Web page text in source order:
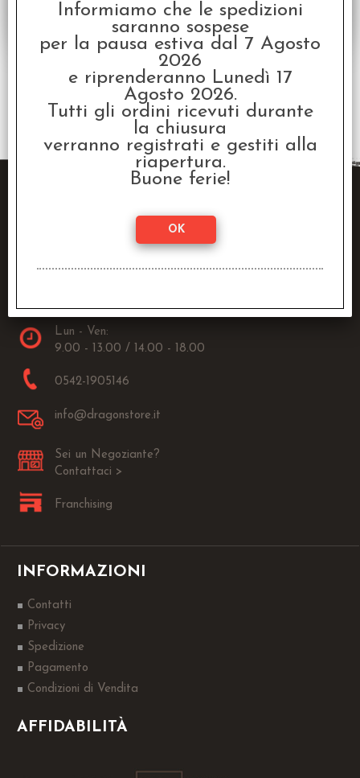
2 risultati trovati (50 per pagina - 1 in totale)
Raven Distribution SRL
40026 Imola (BO)
Lun - Ven:
9.00 - 13.00 / 14.00 - 18.00
0542-1905146
info@dragonstore.it
Sei un Negoziante?
Contattaci >
Franchising
INFORMAZIONI
Contatti
Privacy
Spedizione
Pagamento
Condizioni di Vendita
AFFIDABILITÀ
Informiamo che le spedizioni
saranno sospese
per la pausa estiva dal 7 Agosto
2026
e riprenderanno Lunedì 17
Agosto 2026.
Tutti gli ordini ricevuti durante
la chiusura
verranno registrati e gestiti alla
riapertura.
Buone ferie!